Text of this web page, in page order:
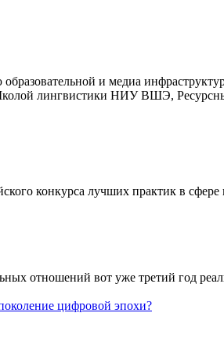
образовательной и медиа
лингвистики НИУ ВШЭ,
конкурса лучших практик в
отношений вот уже третий год
цифровой эпохи?